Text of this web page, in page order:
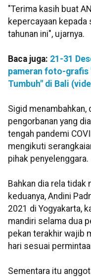
"Terima kasih buat
kepercayaan
tahunan ini", ujarnya.
Baca juga: 21-31
pameran foto-grafis
Tumbuh" di Bali
Sigid
pengorbanan yang
tengah pandemi
mengikuti
pihak penyelenggara.
Bahkan dia rela tidak
keduanya, Andini
2021 di Yogyakarta,
mandiri selama dua
pekan terakhir wajib
hari sesuai
Sementara itu